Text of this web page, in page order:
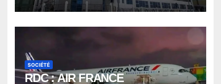
SOCIÉTÉ
RDC : AIR FRANCE